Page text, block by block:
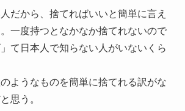
だから、捨てればいいと簡単に言え
一度持つとなかなか捨てれないので
て日本人で知らない人がいないくら
ようなものを簡単に捨てれる訳がな
思う。